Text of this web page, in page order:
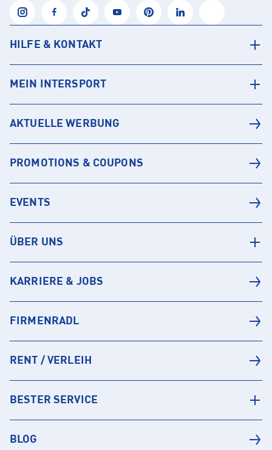
HILFE & KONTAKT
MEIN INTERSPORT
AKTUELLE WERBUNG
PROMOTIONS & COUPONS
EVENTS
ÜBER UNS
KARRIERE & JOBS
FIRMENRADL
RENT / VERLEIH
BESTER SERVICE
BLOG